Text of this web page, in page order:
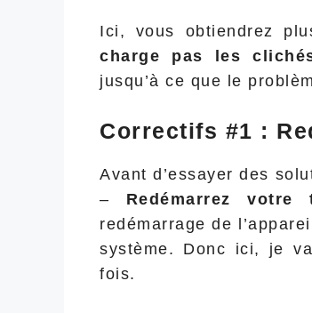
Ici, vous obtiendrez
charge pas les
jusqu’à ce que le
Correctifs #1 :
Avant d’essayer des
– Redémarrez votre
redémarrage de
système. Donc ici, je
fois.